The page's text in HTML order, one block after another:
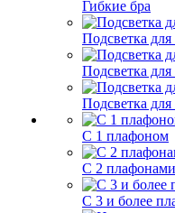
Гибкие бра
Подсветка для
Подсветка для
Подсветка
С 1 плафоном
С 2 плафонами
С 3 и более